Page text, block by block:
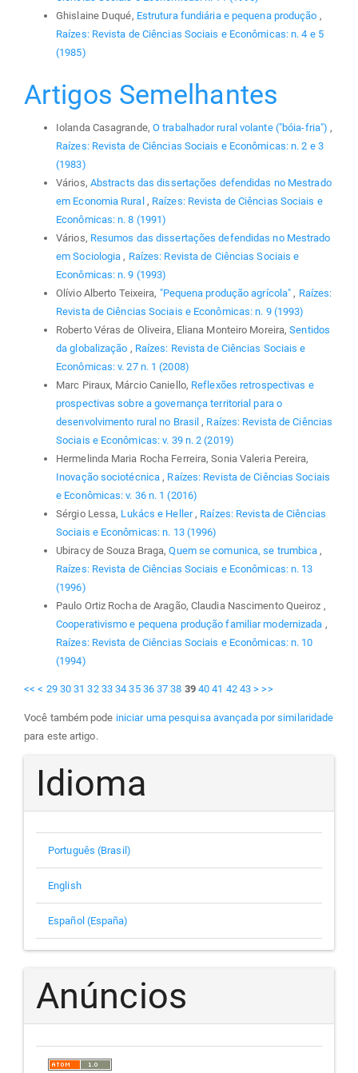
Ghislaine Duqué, Estrutura fundiária e pequena produção ,
Raízes: Revista de Ciências Sociais e Econômicas: n. 4 e 5
(1985)
Artigos Semelhantes
Iolanda Casagrande, O trabalhador rural volante ("bóia-fria"),
Raízes: Revista de Ciências Sociais e Econômicas: n. 2 e 3
(1983)
Vários, Abstracts das dissertações defendidas no Mestrado
em Economia Rural , Raízes: Revista de Ciências Sociais e
Econômicas: n. 8 (1991)
Vários, Resumos das dissertações defendidas no Mestrado
em Sociologia, Raízes: Revista de Ciências Sociais e
Econômicas: n. 9 (1993)
Olívio Alberto Teixeira, "Pequena produção agrícola", Raízes:
Revista de Ciências Sociais e Econômicas: n. 9 (1993)
Roberto Véras de Oliveira, Eliana Monteiro Moreira,Sentidos
da globalização , Raízes: Revista de Ciências Sociais e
Econômicas: v. 27 n. 1 (2008)
Marc Piraux, Márcio Caniello, Reflexões retrospectivas e
prospectivas sobre a governança territorial para o
desenvolvimento rural no Brasil, Raízes: Revista de Ciências
Sociais e Econômicas: v. 39 n. 2 (2019)
Hermelinda Maria Rocha Ferreira, Sonia Valeria Pereira,
Inovação sociotécnica, Raízes: Revista de Ciências Sociais
e Econômicas: v. 36 n. 1 (2016)
Sérgio Lessa, Lukács e Heller, Raízes: Revista de Ciências
Sociais e Econômicas: n. 13 (1996)
Ubiracy de Souza Braga,Quem se comunica, se trumbica,
Raízes: Revista de Ciências Sociais e Econômicas: n. 13
(1996)
Paulo Ortiz Rocha de Aragão, Claudia Nascimento Queiroz ,
Cooperativismo e pequena produção familiar modernizada ,
Raízes: Revista de Ciências Sociais e Econômicas: n. 10
(1994)
<< < 29 30 31 32 33 34 35 36 37 38 39 40 41 42 43 > >>
Você também pode iniciar uma pesquisa avançada por similaridade
para este artigo.
Idioma
Português (Brasil)
English
Español (España)
Anúncios